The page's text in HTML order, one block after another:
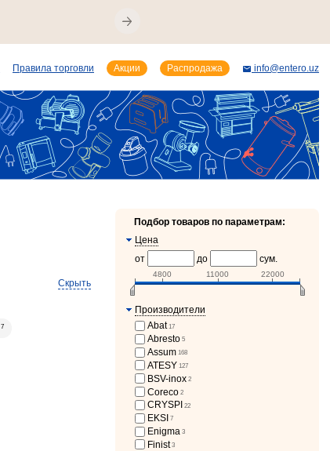
Скрыть
7
Подбор товаров по параметрам:
Цена
от
до сум.
4800 11000 22000
Производители
Abat 17
Abresto 5
Assum 168
ATESY 127
BSV-inox 2
Coreco 2
CRYSPI 22
EKSI 7
Enigma 3
Finist 3
Правила торговли Акции Распродажа info@entero.uz